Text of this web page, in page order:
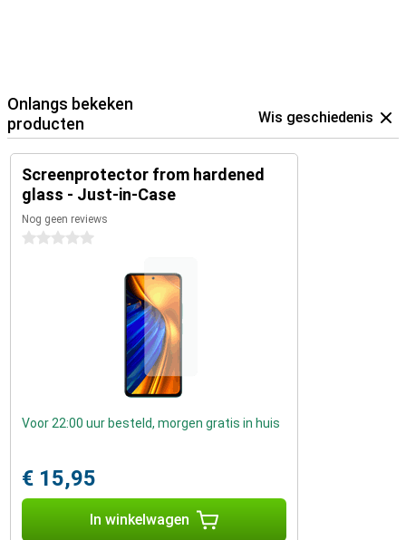
Onlangs bekeken
producten
Wis geschiedenis
Screenprotector from hardened
glass - Just-in-Case
Nog geen reviews
0 sterren
Voor 22:00 uur besteld, morgen gratis in huis
€ 15,95
In winkelwagen